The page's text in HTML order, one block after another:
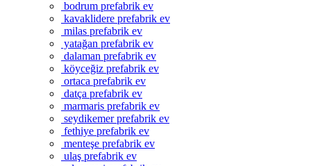
bodrum prefabrik ev
kavaklidere prefabrik ev
milas prefabrik ev
yatağan prefabrik ev
dalaman prefabrik ev
köyceğiz prefabrik ev
ortaca prefabrik ev
datça prefabrik ev
marmaris prefabrik ev
seydikemer prefabrik ev
fethiye prefabrik ev
menteşe prefabrik ev
ulaş prefabrik ev